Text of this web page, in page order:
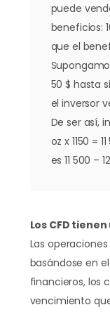
puede
beneficios:
que el
50 $ hasta
el inversor
De ser así,
oz x 1150 =
es 11 500 –
Los CFD
Las
basándose en
financieros, los
vencimiento